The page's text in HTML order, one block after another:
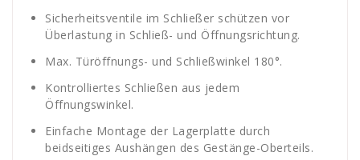
Sicherheitsventile im Schließer schützen vor
Überlastung in Schließ- und Öffnungsrichtung.
Max. Türöffnungs- und Schließwinkel 180°.
Kontrolliertes Schließen aus jedem
Öffnungswinkel.
Einfache Montage der Lagerplatte durch
beidseitiges Aushängen des Gestänge-Oberteils.